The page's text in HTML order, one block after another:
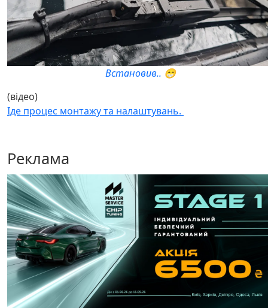
Встановив.. 😁
(відео)
Іде процес монтажу та налаштувань.
Реклама